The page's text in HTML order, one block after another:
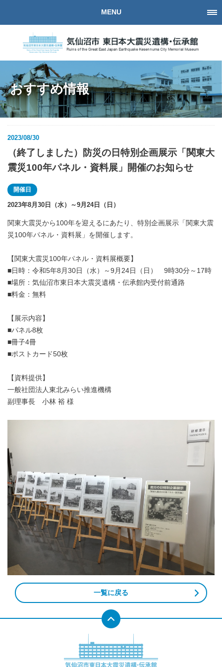
おすすめ情報
MENU
2023/08/30
（終了しました）防災の日特別企画展示「関東大
震災100年パネル・資料展」開催のお知らせ
開催日
2023年8月30日（水）～9月24日（日）
関東大震災から100年を迎えるにあたり、特別企画展示「関東大震
災100年パネル・資料展」を開催します。
【関東大震災100年パネル・資料展概要】
■日時：令和5年8月30日（水）～9月24日（日） 9時30分～17時
■場所：気仙沼市東日本大震災遺構・伝承館内受付前通路
■料金：無料
【展示内容】
■パネル8枚
■冊子4冊
■ポストカード50枚
【資料提供】
一般社団法人東北みらい推進機構
副理事長 小林 裕 様
一覧に戻る